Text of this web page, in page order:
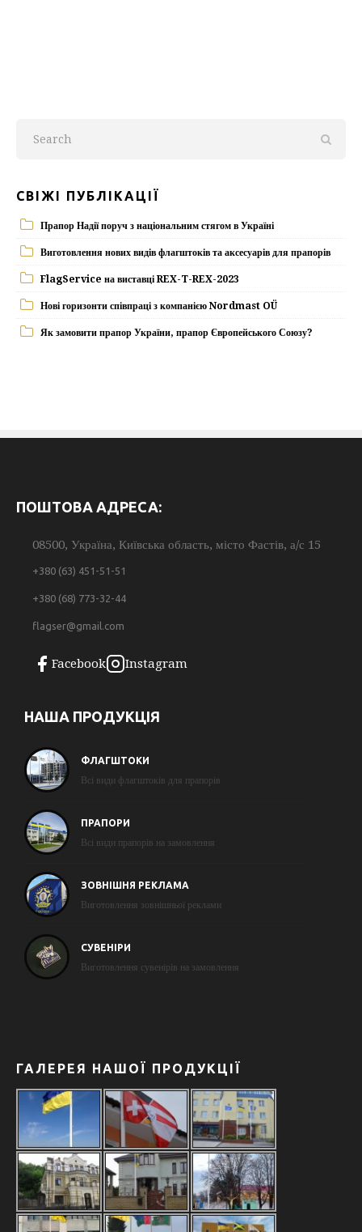
СВІЖІ ПУБЛІКАЦІЇ
Прапор Надії поруч з національним стягом в Україні
Виготовлення нових видів флагштоків та аксесуарів для прапорів
FlagService на виставці REX-T-REX-2023
Нові горизонти співпраці з компанією Nordmast OÜ
Як замовити прапор України, прапор Європейського Союзу?
ПОШТОВА АДРЕСА:
08500, Україна, Київська область, місто Фастів, а/с 15
+380 (63) 451-51-51
+380 (68) 773-32-44
flagser@gmail.com
Facebook Instagram
НАША ПРОДУКЦІЯ
ФЛАГШТОКИ
Всі види флагштоків для прапорів
ПРАПОРИ
Всі види прапорів на замовлення
ЗОВНІШНЯ РЕКЛАМА
Виготовлення зовнішньої реклами
СУВЕНІРИ
Виготовлення сувенірів на замовлення
ГАЛЕРЕЯ НАШОЇ ПРОДУКЦІЇ